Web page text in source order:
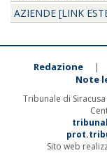
AZIENDE [LINK
Redazione |
Note
Tribunale di Siracusa
Sito web